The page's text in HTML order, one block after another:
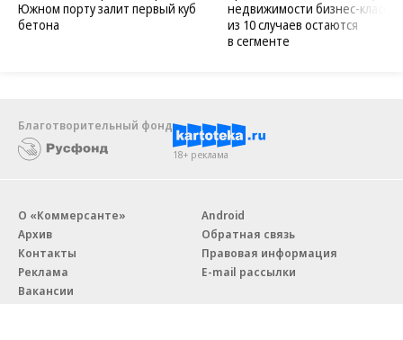
Южном порту залит первый куб
бетона
недвижимости бизнес-класса
из 10 случаев остаются
в сегменте
Благотворительный фонд
18+ реклама
О «Коммерсанте»
Архив
Контакты
Реклама
Вакансии
Android
Обратная связь
Правовая информация
E-mail рассылки